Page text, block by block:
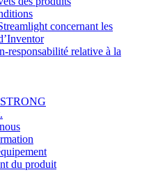
concernant les
responsabilité relative à la
du produit